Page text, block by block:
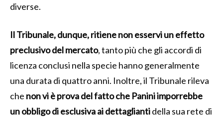
diverse.
Il Tribunale, dunque, ritiene non esservi un effetto
preclusivo del mercato, tanto più che gli accordi di
licenza conclusi nella specie hanno generalmente
una durata di quattro anni. Inoltre, il Tribunale rileva
che non vi è prova del fatto che Panini imporrebbe
un obbligo di esclusiva ai dettagliantidella sua rete di